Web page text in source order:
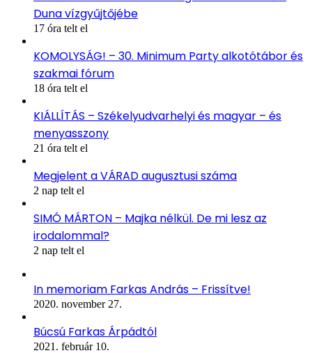
Duna vízgyűjtőjébe
17 óra telt el
KOMOLYSÁG! – 30. Minimum Party alkotótábor és
szakmai fórum
18 óra telt el
KIÁLLÍTÁS – Székelyudvarhelyi és magyar – és
menyasszony
21 óra telt el
Megjelent a VÁRAD augusztusi száma
2 nap telt el
SIMÓ MÁRTON – Majka nélkül. De mi lesz az
irodalommal?
2 nap telt el
In memoriam Farkas András – Frissítve!
2020. november 27.
Búcsú Farkas Árpádtól
2021. február 10.